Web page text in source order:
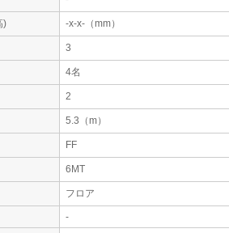
) -x-x-（mm）
3
4名
2
5.3（m）
FF
6MT
フロア
-